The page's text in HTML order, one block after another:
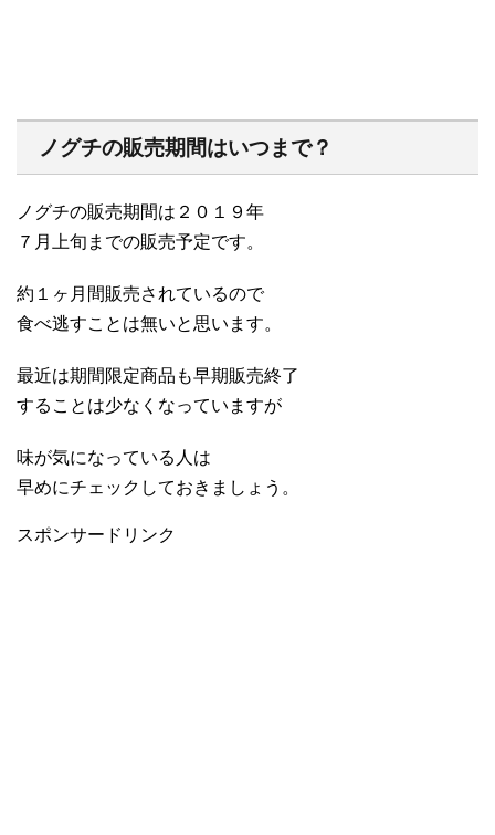
ノグチの販売期間はいつまで？
ノグチの販売期間は２０１９年
７月上旬までの販売予定です。
約１ヶ月間販売されているので
食べ逃すことは無いと思います。
最近は期間限定商品も早期販売終了
することは少なくなっていますが
味が気になっている人は
早めにチェックしておきましょう。
スポンサードリンク